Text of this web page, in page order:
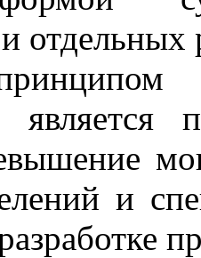
отдельных
является
ний и